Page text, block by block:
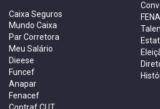
Caixa Seguros
Mundo Caixa
Par Corretora
Meu Salário
Dieese
Funcef
Anapar
Fenacef